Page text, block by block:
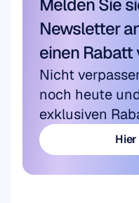
Melden Sie
Newsletter
einen Rabatt
Nicht
noch heute
exklusiven